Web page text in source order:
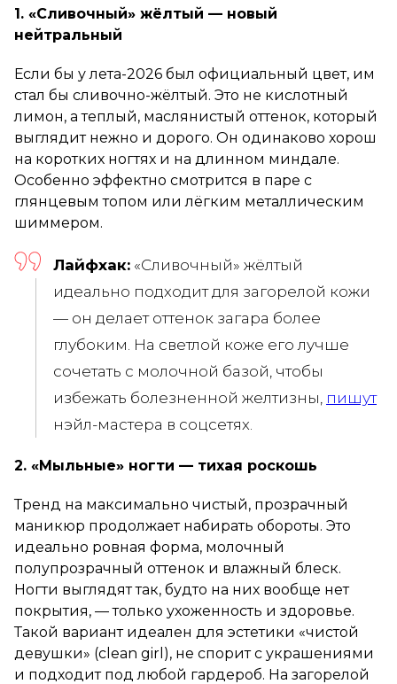
1. «Сливочный» жёлтый — новый
нейтральный
Если бы у лета-2026 был официальный цвет, им
стал бы сливочно-жёлтый. Это не кислотный
лимон, а теплый, маслянистый оттенок, который
выглядит нежно и дорого. Он одинаково хорош
на коротких ногтях и на длинном миндале.
Особенно эффектно смотрится в паре с
глянцевым топом или лёгким металлическим
шиммером.
Лайфхак: «Сливочный» жёлтый
идеально подходит для загорелой кожи
— он делает оттенок загара более
глубоким. На светлой коже его лучше
сочетать с молочной базой, чтобы
избежать болезненной желтизны, пишут
нэйл-мастера в соцсетях.
2. «Мыльные» ногти — тихая роскошь
Тренд на максимально чистый, прозрачный
маникюр продолжает набирать обороты. Это
идеально ровная форма, молочный
полупрозрачный оттенок и влажный блеск.
Ногти выглядят так, будто на них вообще нет
покрытия, — только ухоженность и здоровье.
Такой вариант идеален для эстетики «чистой
девушки» (clean girl), не спорит с украшениями
и подходит под любой гардероб. На загорелой